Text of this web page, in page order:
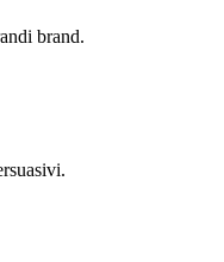
brand.